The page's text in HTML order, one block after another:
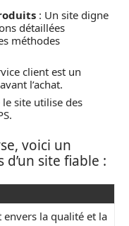
: Un site digne
détaillées
méthodes
client est un
l’achat.
site utilise des
voici un
site fiable :
envers la qualité et la